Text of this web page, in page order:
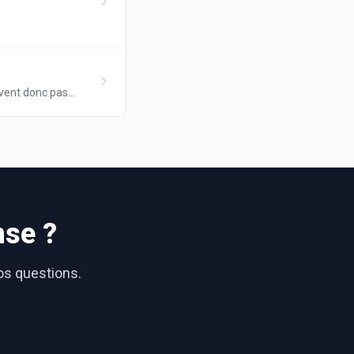
donc pas
?
questions.